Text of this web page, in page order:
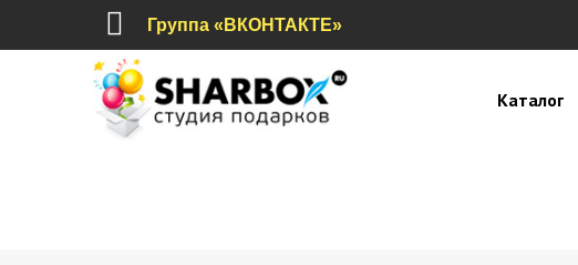
Группа «ВКОНТАКТЕ»
Каталог